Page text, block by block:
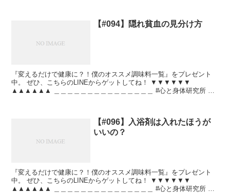
【#094】隠れ貧血の見分け方
『変えるだけで健康に？！僕のオススメ調味料一覧』をプレゼント
中。 ぜひ、こちらのLINEからゲットしてね！ ▼▼▼▼▼▼
▲▲▲▲▲▲ ＿＿＿＿＿＿＿＿＿＿＿＿＿＿＿ #心と身体研究所 が
【#096】入浴剤は入れたほうが
いいの？
『変えるだけで健康に？！僕のオススメ調味料一覧』をプレゼント
中。 ぜひ、こちらのLINEからゲットしてね！ ▼▼▼▼▼▼
▲▲▲▲▲▲ ＿＿＿＿＿＿＿＿＿＿＿＿＿＿＿ #心と身体研究所 が